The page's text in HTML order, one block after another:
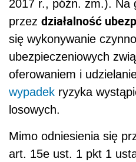
2017 r., późn. zm.). Na
przez działalność
się wykonywanie
ubezpieczeniowych
oferowaniem i
wypadek ryzyka
losowych.
Mimo odniesienia się
art. 15e ust. 1 pkt 1